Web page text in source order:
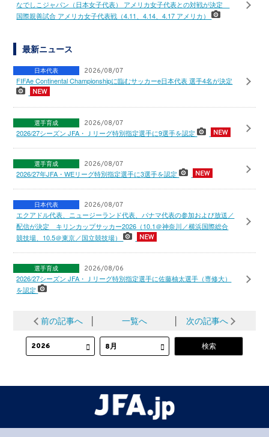
なでしこジャパン（日本女子代表） アメリカ女子代表との対戦が決定
国際親善試合 アメリカ女子代表戦（4.11、4.14、4.17 アメリカ）
最新ニュース
日本代表 2026/08/07
FIFAe Continental Championshipに臨むサッカーe日本代表 選手4名が決定
選手育成 2026/08/07
2026/27シーズン JFA・Ｊリーグ特別指定選手に9選手を認定
選手育成 2026/08/07
2026/27年JFA・WEリーグ特別指定選手に3選手を認定
日本代表 2026/08/07
エクアドル代表、ニュージーランド代表、パナマ代表の参加および放送／
配信が決定 キリンカップサッカー2026（10.1＠神奈川／横浜国際総合
競技場、10.5＠東京／国立競技場）
選手育成 2026/08/06
2026/27シーズン JFA・Ｊリーグ特別指定選手に佐藤柚太選手（専修大）
を認定
前の記事へ 一覧へ 次の記事へ